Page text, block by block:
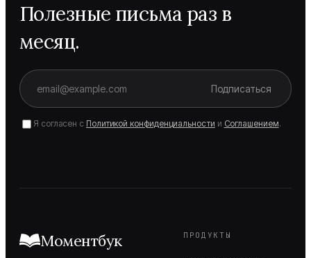
Полезные письма раз в
месяц.
Подписаться
Я согласен с Политикой конфиденциальности и Соглашением.
Моментбук ПРОДУКТЫ